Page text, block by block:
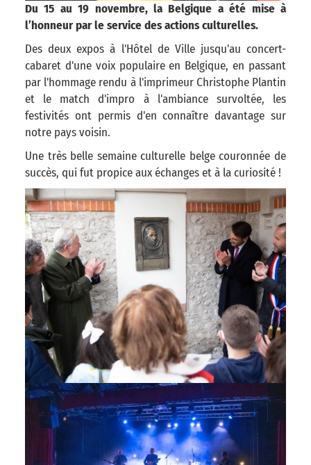
Du 15 au 19 novembre, la Belgique a été mise à
l’honneur par le service des actions culturelles.
Des deux expos à l'Hôtel de Ville jusqu'au concert-
cabaret d'une voix populaire en Belgique, en passant
par l'hommage rendu à l'imprimeur Christophe Plantin
et le match d'impro à l'ambiance survoltée, les
festivités ont permis d'en connaître davantage sur
notre pays voisin.
Une très belle semaine culturelle belge couronnée de
succès, qui fut propice aux échanges et à la curiosité !